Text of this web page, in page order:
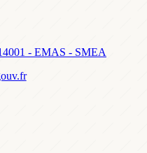
- EMAS - SMEA